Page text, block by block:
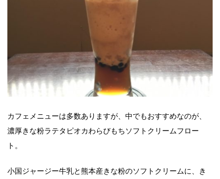
カフェメニューは多数ありますが、中でもおすすめなのが、
濃厚きな粉ラテタピオカわらびもちソフトクリームフロー
ト。
小国ジャージー牛乳と熊本産きな粉のソフトクリームに、き